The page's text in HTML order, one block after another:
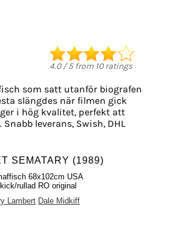
4.0/5from 10ratings
som satt utanför biografen
slängdes när filmen gick
i hög kvalitet, perfekt att
leverans, Swish, DHL
SEMATARY (1989)
68x102cm USA
rullad RO original
Lambert Dale Midkiff